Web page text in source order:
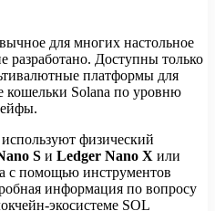
для многих настольное
разработано. Доступны только
платформы для
Solana по уровню
физический
S и Ledger Nano X или
с помощью инструментов
информация по вопросу
экосистеме SOL